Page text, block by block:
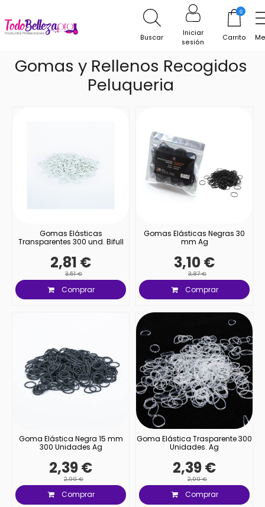
Buscar
Iniciar
sesión
0
Carrito
Gomas y Rellenos Recogidos
Peluqueria
Gomas y Rellenos Recogidos
Peluqueria
Gomas Elásticas
Transparentes 300 und. Bifull
2,81 €
3,51 €
Comprar
Gomas Elásticas Negras 30
mm Ag
3,10 €
3,87 €
Comprar
Goma Elástica Negra 15 mm
300 Unidades Ag
2,39 €
2,99 €
Comprar
Goma Elástica Trasparente 300
Unidades. Ag
2,39 €
2,99 €
Comprar